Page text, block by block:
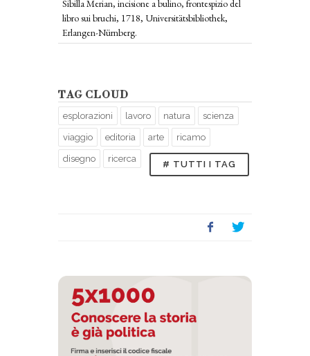
Sibilla Merian, incisione a bulino, frontespizio del
libro sui bruchi, 1718, Universitätsbibliothek,
Erlangen-Nürnberg.
TAG CLOUD
esplorazioni lavoro natura scienza
viaggio editoria arte ricamo
disegno ricerca
# TUTTI I TAG